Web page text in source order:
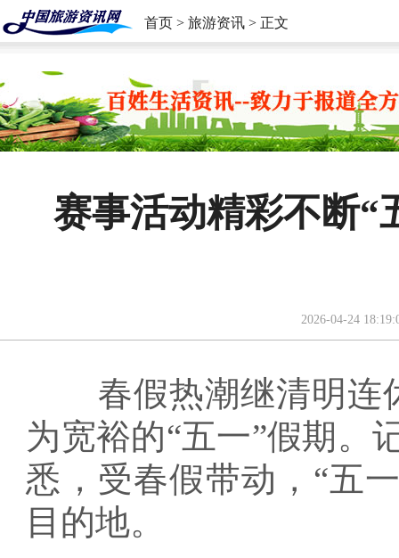
首页 > 旅游资讯 > 正文
赛事活动精彩不断“
2026-04-24
春假热潮继清明连
为宽裕的“五一”假期。
悉，受春假带动，“五
目的地。